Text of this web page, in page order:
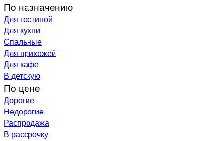
По назначению
Для гостиной
Для кухни
Спальные
Для прихожей
Для кафе
В детскую
По цене
Дорогие
Недорогие
Распродажа
В рассрочку